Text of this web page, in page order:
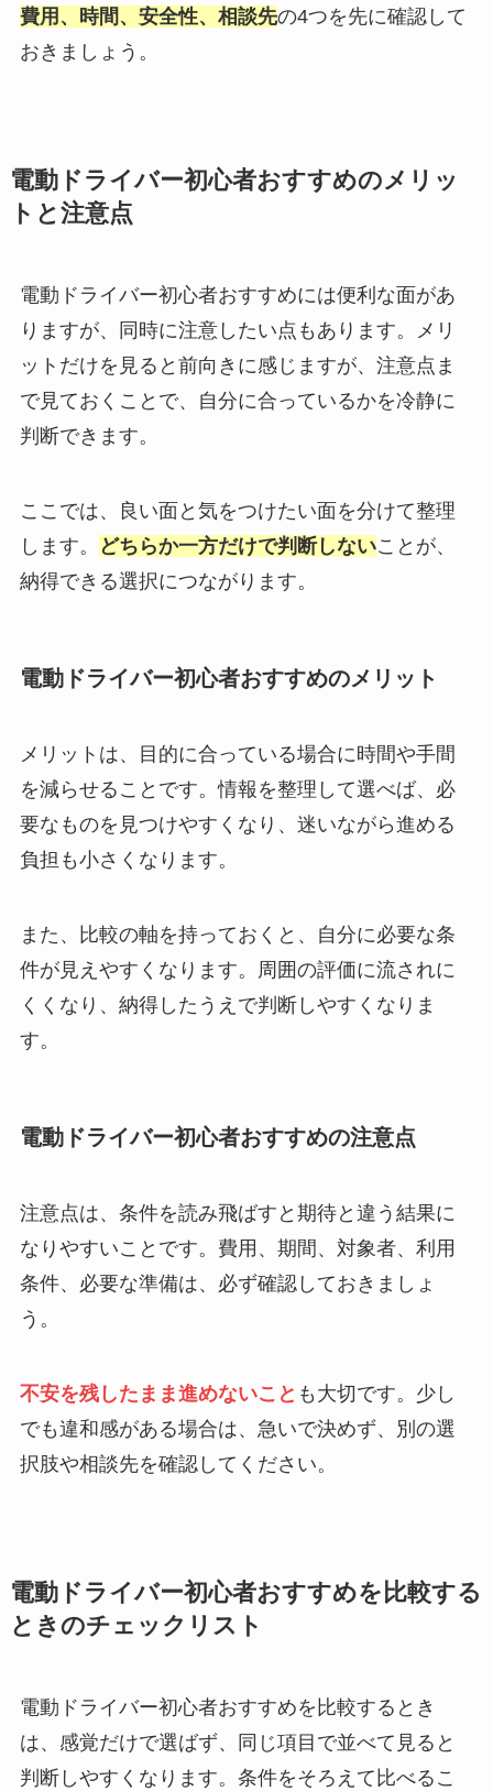
費用、時間、安全性、相談先の4つを先に確認して
おきましょう。
電動ドライバー初心者おすすめのメリッ
トと注意点
電動ドライバー初心者おすすめには便利な面があ
りますが、同時に注意したい点もあります。メリ
ットだけを見ると前向きに感じますが、注意点ま
で見ておくことで、自分に合っているかを冷静に
判断できます。
ここでは、良い面と気をつけたい面を分けて整理
します。
どちらか一方だけで判断しないことが、
納得できる選択につながります。
電動ドライバー初心者おすすめのメリット
メリットは、目的に合っている場合に時間や手間
を減らせることです。情報を整理して選べば、必
要なものを見つけやすくなり、迷いながら進める
負担も小さくなります。
また、比較の軸を持っておくと、自分に必要な条
件が見えやすくなります。周囲の評価に流されに
くくなり、納得したうえで判断しやすくなりま
す。
電動ドライバー初心者おすすめの注意点
注意点は、条件を読み飛ばすと期待と違う結果に
なりやすいことです。費用、期間、対象者、利用
条件、必要な準備は、必ず確認しておきましょ
う。
不安を残したまま進めないこと も大切です。少し
でも違和感がある場合は、急いで決めず、別の選
択肢や相談先を確認してください。
電動ドライバー初心者おすすめを比較する
ときのチェックリスト
電動ドライバー初心者おすすめを比較するとき
は、感覚だけで選ばず、同じ項目で並べて見ると
判断しやすくなります。条件をそろえて比べるこ